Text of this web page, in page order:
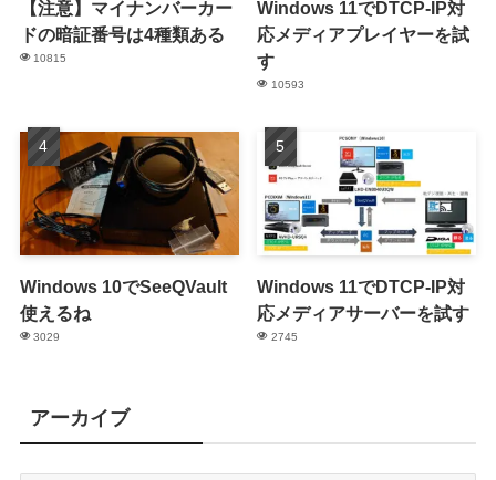
【注意】マイナンバーカー
ドの暗証番号は4種類ある
10815
Windows 11でDTCP-IP対
応メディアプレイヤーを試
す
10593
Windows 10でSeeQVault
使えるね
3029
Windows 11でDTCP-IP対
応メディアサーバーを試す
2745
アーカイブ